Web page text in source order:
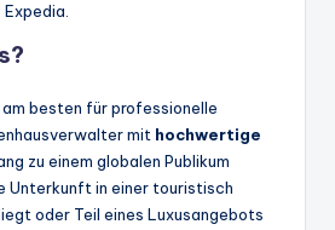
besten für professionelle
mit hochwertige
zu einem globalen Publikum
Unterkunft in einer touristisch
oder Teil eines Luxusangebots